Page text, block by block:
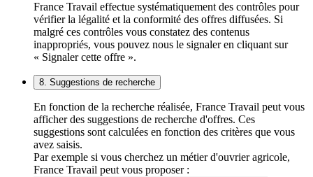
France Travail effectue systématiquement des contrôles pour
vérifier la légalité et la conformité des offres diffusées. Si
malgré ces contrôles vous constatez des contenus
inappropriés, vous pouvez nous le signaler en cliquant sur
« Signaler cette offre ».
8. Suggestions de recherche
En fonction de la recherche réalisée, France Travail peut vous
afficher des suggestions de recherche d'offres. Ces
suggestions sont calculées en fonction des critères que vous
avez saisis.
Par exemple si vous cherchez un métier d'ouvrier agricole,
France Travail peut vous proposer :